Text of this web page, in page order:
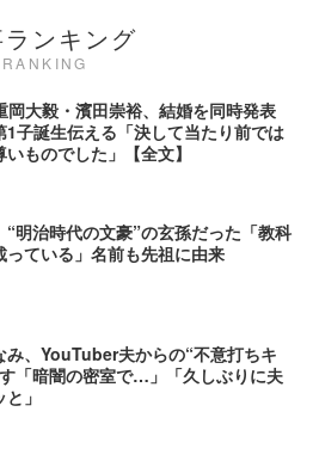
ンキング
RANKING
岡大毅・濱田崇裕、結婚を同時発表
1子誕生伝える「決して当たり前では
ものでした」【全文】
“明治時代の文豪”の玄孫だった「教科
っている」名前も先祖に由来
み、YouTuber夫からの“不意打ちキ
「暗闇の密室で…」「久しぶりに夫
」